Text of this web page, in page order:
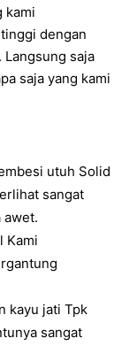
kami
dengan
saja
saja yang kami
utuh Solid
sangat
awet.
Kami
kayu jati Tpk
sangat